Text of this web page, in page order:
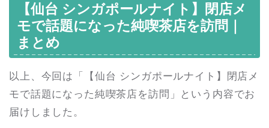
【仙台 シンガポールナイト】閉店メ
モで話題になった純喫茶店を訪問｜
まとめ
以上、今回は「【仙台 シンガポールナイト】閉店メ
モで話題になった純喫茶店を訪問」という内容でお
届けしました。